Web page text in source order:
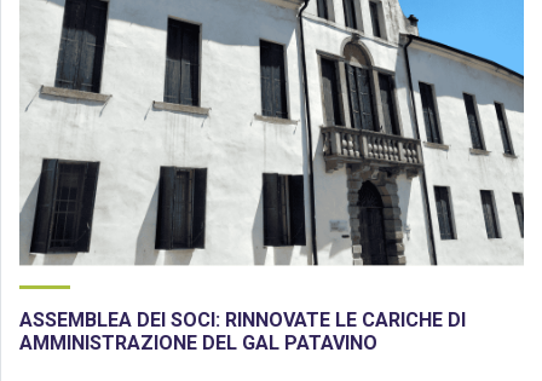
ASSEMBLEA DEI SOCI: RINNOVATE LE CARICHE DI
AMMINISTRAZIONE DEL GAL PATAVINO